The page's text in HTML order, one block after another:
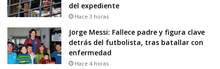
del expediente
Hace 3 horas
Jorge Messi: Fallece padre y figura clave
detrás del futbolista, tras batallar con
enfermedad
Hace 4 horas